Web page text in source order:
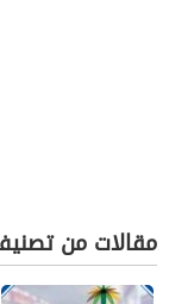
مقالات من